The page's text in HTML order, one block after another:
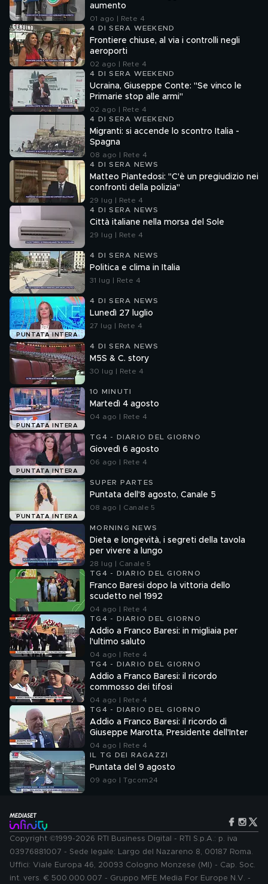
aumento
01 ago | Rete 4
4 DI SERA WEEKEND
Frontiere chiuse, al via i controlli negli
aeroporti
02 ago | Rete 4
4 DI SERA WEEKEND
Ucraina, Giuseppe Conte: "Se vinco le
Primarie stop alle armi"
02 ago | Rete 4
4 DI SERA WEEKEND
Migranti: si accende lo scontro Italia -
Spagna
08 ago | Rete 4
4 DI SERA NEWS
Matteo Piantedosi: "C'è un pregiudizio nei
confronti della polizia"
29 lug | Rete 4
4 DI SERA NEWS
Città italiane nella morsa del Sole
29 lug | Rete 4
4 DI SERA NEWS
Politica e clima in Italia
31 lug | Rete 4
PUNTATA INTERA
4 DI SERA NEWS
Lunedì 27 luglio
27 lug | Rete 4
4 DI SERA NEWS
M5S & C. story
30 lug | Rete 4
PUNTATA INTERA
10 MINUTI
Martedì 4 agosto
04 ago | Rete 4
PUNTATA INTERA
TG4 - DIARIO DEL GIORNO
Giovedì 6 agosto
06 ago | Rete 4
PUNTATA INTERA
SUPER PARTES
Puntata dell'8 agosto, Canale 5
08 ago | Canale 5
MORNING NEWS
Dieta e longevità, i segreti della tavola
per vivere a lungo
28 lug | Canale 5
TG4 - DIARIO DEL GIORNO
Franco Baresi dopo la vittoria dello
scudetto nel 1992
04 ago | Rete 4
TG4 - DIARIO DEL GIORNO
Addio a Franco Baresi: in migliaia per
l'ultimo saluto
04 ago | Rete 4
TG4 - DIARIO DEL GIORNO
Addio a Franco Baresi: il ricordo
commosso dei tifosi
04 ago | Rete 4
TG4 - DIARIO DEL GIORNO
Addio a Franco Baresi: il ricordo di
Giuseppe Marotta, Presidente dell'Inter
04 ago | Rete 4
IL TG DEI RAGAZZI
Puntata del 9 agosto
09 ago | Tgcom24
Copyright ©1999-2026 RTI Business Digital - RTI S.p.A.: p. iva
03976881007 - Sede legale: Largo del Nazareno 8, 00187 Roma.
Uffici: Viale Europa 46, 20093 Cologno Monzese (MI) - Cap. Soc.
int. vers. € 500.000.007 - Gruppo MFE Media For Europe N.V. -